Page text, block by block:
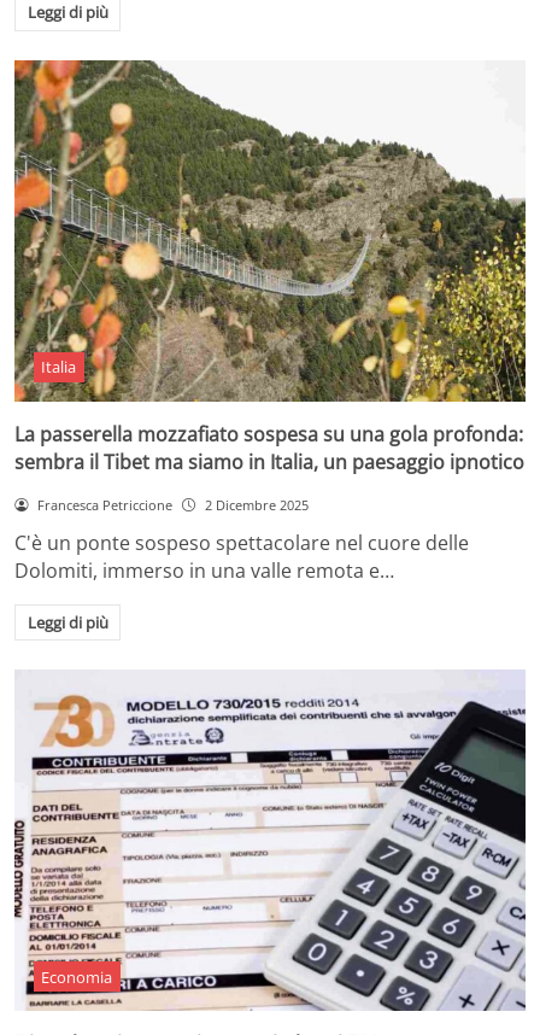
Leggi di più
Italia
La passerella mozzafiato sospesa su una gola profonda:
sembra il Tibet ma siamo in Italia, un paesaggio ipnotico
Francesca Petriccione 2 Dicembre 2025
C'è un ponte sospeso spettacolare nel cuore delle
Dolomiti, immerso in una valle remota e…
Leggi di più
Economia